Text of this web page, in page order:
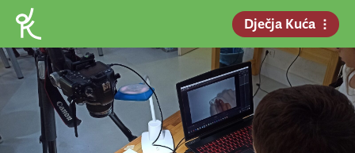
Dječja Kuća